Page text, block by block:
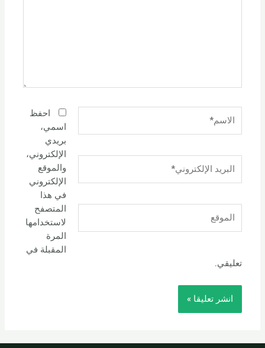
الإلكتروني*
احفظ
اسمي،
بريدي
الإلكتروني،
والموقع
الإلكتروني
في هذا
المتصفح
لاستخدامها
المرة
المقبلة في
تعليقي.